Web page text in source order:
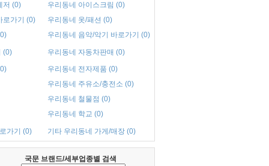
저 (0)
우리동네 아이스크림 (0)
로가기 (0)
우리동네 옷/패션 (0)
우리동네 음악/악기 바로가기 (0)
(0)
우리동네 자동차판매 (0)
우리동네 전자제품 (0)
우리동네 주유소/충전소 (0)
우리동네 철물점 (0)
우리동네 학교 (0)
가기 (0) 기타 우리동네 가게/매장 (0)
국문 브랜드/세부업종별 검색